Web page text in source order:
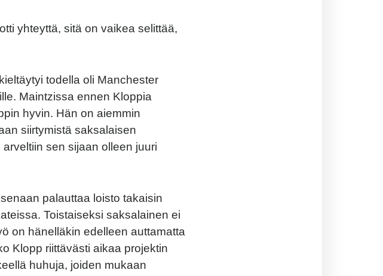
yhteyttä, sitä on vaikea selittää,
todella oli Manchester
Maintzissa ennen Kloppia
hyvin. Hän on aiemmin
siirtymistä saksalaisen
sen sijaan olleen juuri
palauttaa loisto takaisin
Toistaiseksi saksalainen ei
on hänelläkin edelleen auttamatta
Klopp riittävästi aikaa projektin
huhuja, joiden mukaan